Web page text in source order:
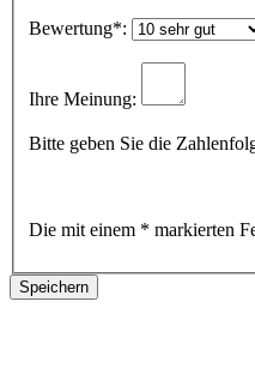
Bewertung*:
Ihre Meinung:
Bitte geben Sie die
Die mit einem * markierten